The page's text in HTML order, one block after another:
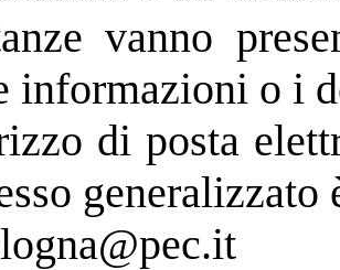
vanno
informazioni o i
di posta
generalizzato